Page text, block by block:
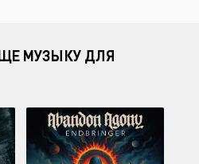
МУЗЫКУ ДЛЯ